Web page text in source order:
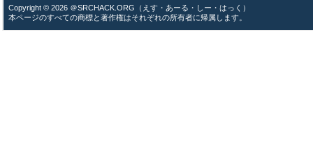
Copyright © 2026 ＠SRCHACK.ORG（えす・あーる・しー・はっく）
本ページのすべての商標と著作権はそれぞれの所有者に帰属します。